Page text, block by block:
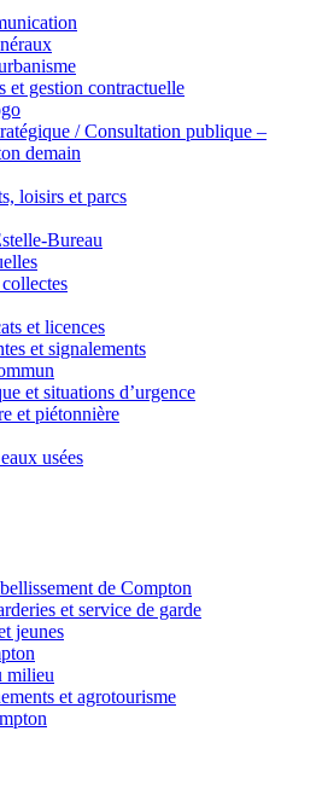
et gestion contractuelle
/ Consultation publique –
demain
loisirs et parcs
Bureau
et licences
et signalements
et situations d’urgence
et piétonnière
usées
de Compton
et service de garde
jeunes
milieu
et agrotourisme